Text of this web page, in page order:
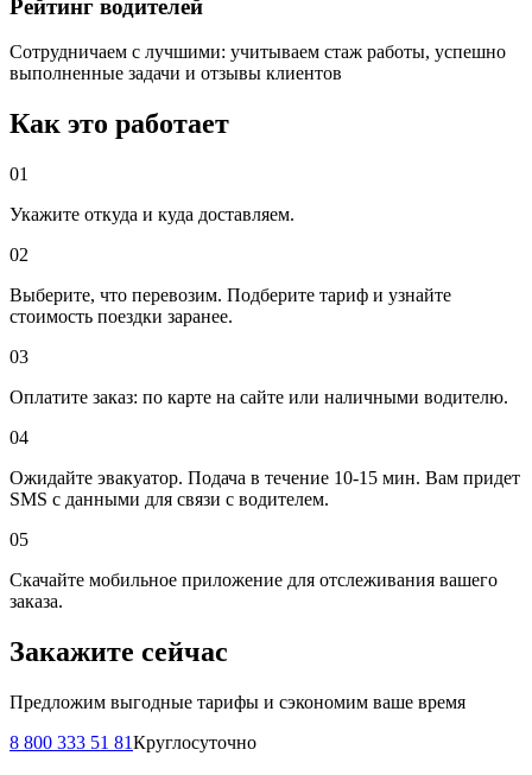
Рейтинг водителей
Сотрудничаем с лучшими: учитываем стаж работы, успешно
выполненные задачи и отзывы клиентов
Как это работает
01
Укажите откуда и куда доставляем.
02
Выберите, что перевозим. Подберите тариф и узнайте
стоимость поездки заранее.
03
Оплатите заказ: по карте на сайте или наличными водителю.
04
Ожидайте эвакуатор. Подача в течение 10-15 мин. Вам придет
SMS с данными для связи с водителем.
05
Скачайте мобильное приложение для отслеживания вашего
заказа.
Закажите сейчас
Предложим выгодные тарифы и сэкономим ваше время
8 800 333 51 81Круглосуточно